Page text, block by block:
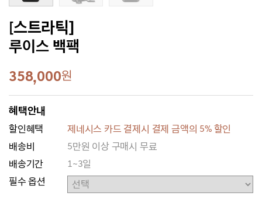
[스트라틱]
루이스 백팩
358,000원
혜택안내
할인혜택
제네시스 카드 결제시 결제 금액의 5% 할인
배송비
5만원 이상 구매시 무료
배송기간
1~3일
필수 옵션